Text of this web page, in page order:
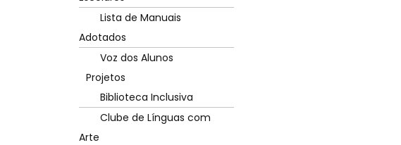
Lista de Manuais
Adotados
Voz dos Alunos
Projetos
Biblioteca Inclusiva
Clube de Línguas com
Arte